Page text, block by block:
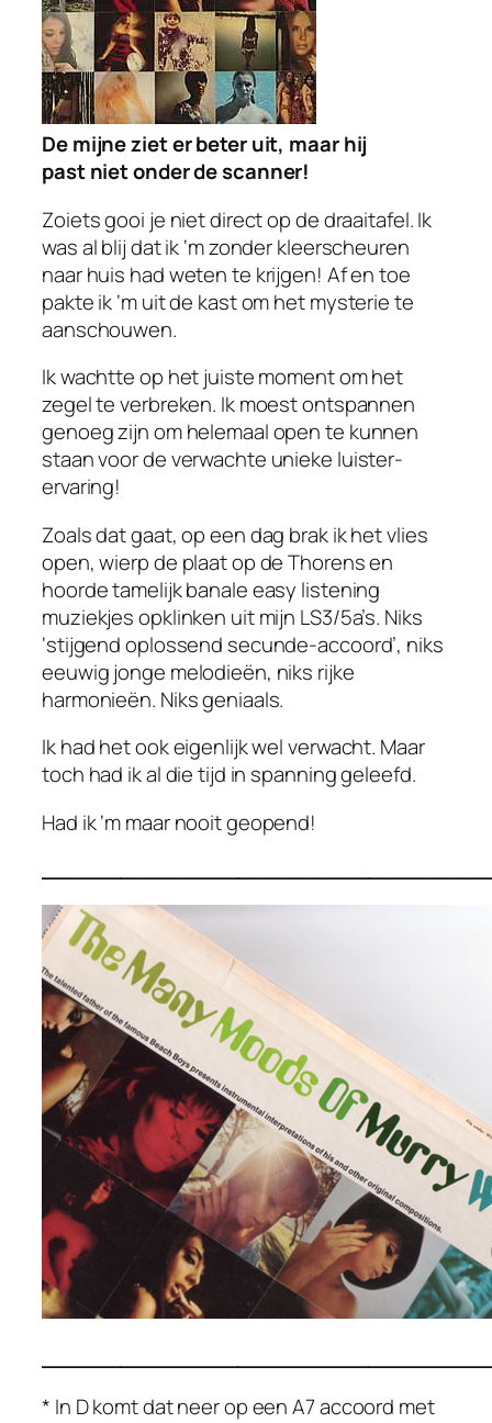
De mijne ziet er beter uit, maar hij
past niet onder de scanner!
Zoiets gooi je niet direct op de draaitafel. Ik
was al blij dat ik ‘m zonder kleerscheuren
naar huis had weten te krijgen! Af en toe
pakte ik ‘m uit de kast om het mysterie te
aanschouwen.
Ik wachtte op het juiste moment om het
zegel te verbreken. Ik moest ontspannen
genoeg zijn om helemaal open te kunnen
staan voor de verwachte unieke luister-
ervaring!
Zoals dat gaat, op een dag brak ik het vlies
open, wierp de plaat op de Thorens en
hoorde tamelijk banale easy listening
muziekjes opklinken uit mijn LS3/5a’s. Niks
‘stijgend oplossend secunde-accoord’, niks
eeuwig jonge melodieën, niks rijke
harmonieën. Niks geniaals.
Ik had het ook eigenlijk wel verwacht. Maar
toch had ik al die tijd in spanning geleefd.
Had ik ‘m maar nooit geopend!
* In D komt dat neer op een A7 accoord met